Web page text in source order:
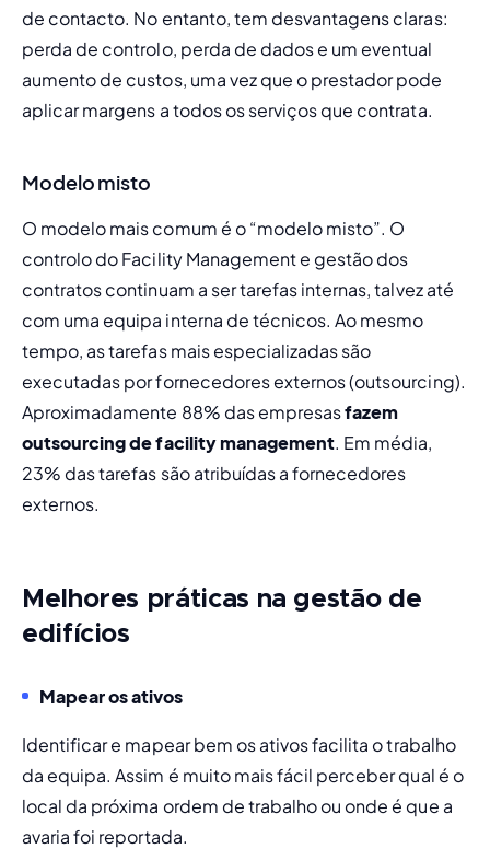
de contacto. No entanto, tem desvantagens claras:
perda de controlo, perda de dados e um eventual
aumento de custos, uma vez que o prestador pode
aplicar margens a todos os serviços que contrata.
Modelo misto
O modelo mais comum é o “modelo misto”. O
controlo do Facility Management e gestão dos
contratos continuam a ser tarefas internas, talvez até
com uma equipa interna de técnicos. Ao mesmo
tempo, as tarefas mais especializadas são
executadas por fornecedores externos (outsourcing).
Aproximadamente 88% das empresas fazem
outsourcing de facility management. Em média,
23% das tarefas são atribuídas a fornecedores
externos.
Melhores práticas na gestão de
edifícios
Mapear os ativos
Identificar e mapear bem os ativos facilita o trabalho
da equipa. Assim é muito mais fácil perceber qual é o
local da próxima ordem de trabalho ou onde é que a
avaria foi reportada.